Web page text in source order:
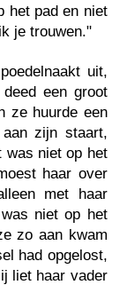
het pad en niet
je trouwen."
uit,
een groot
ze huurde een
zijn staart,
was niet op het
haar over
met haar
niet op het
zo aan kwam
had opgelost,
liet haar vader